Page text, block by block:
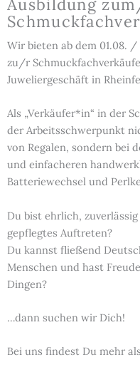
Ausbildung
Wir bieten ab dem 01.08. /
zu/r
Juweliergeschäft in
Als „Verkäufer*in“ in der
der Arbeitsschwerpunkt
von Regalen, sondern bei
und einfacheren
Batteriewechsel und
Du bist ehrlich,
gepflegtes Auftreten?
Du kannst fließend
Menschen und hast
Dingen?
…dann suchen wir Dich!
Bei uns findest Du mehr